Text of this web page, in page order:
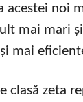
acestei noi
mai mari
mai
clasă zeta